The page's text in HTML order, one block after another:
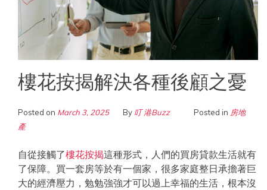
樓花按揭解決各種後顧之憂
Posted on March 3, 2025 By 叮 港Buzz Posted in 房地
產
自從接觸了樓花按揭這種形式，人們的買房貸款生活就有
了保障。買一套房等於有一個家，很多家庭整日承擔著巨
大的經濟壓力，勉勉強強才可以過上幸福的生活，根本沒